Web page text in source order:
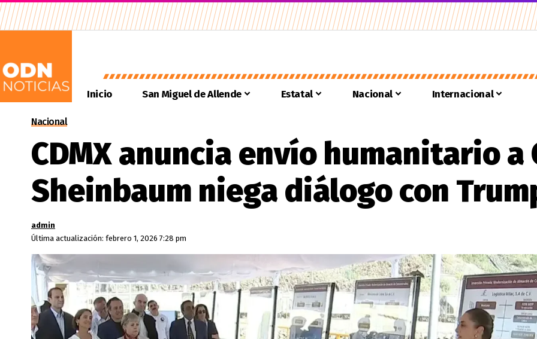
Inicio San Miguel de Allende Estatal Nacional Internacional
Nacional
CDMX anuncia envío humanitario a
Sheinbaum niega diálogo con
Última actualización: febrero 1, 2026 7:28 pm
admin